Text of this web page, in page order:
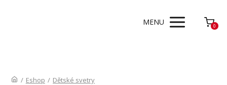
MENU 0
/ Eshop / Dětské svetry